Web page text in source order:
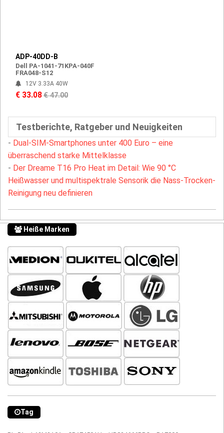
ADP-40DD-B
Dell PA-1041-71KPA-040F
FRA048-S12
12V 3.33A 40W
€ 33.08€ 47.00
Testberichte, Ratgeber und Neuigkeiten
- Dual-SIM-Smartphones unter 400 Euro – eine
überraschend starke Mittelklasse
- Der Dreame T16 Pro Heat im Detail: Wie 90 °C
Heißwasser und multispektrale Sensorik die Nass-Trocken-
Reinigung neu definieren
Heiße Marken
Tag